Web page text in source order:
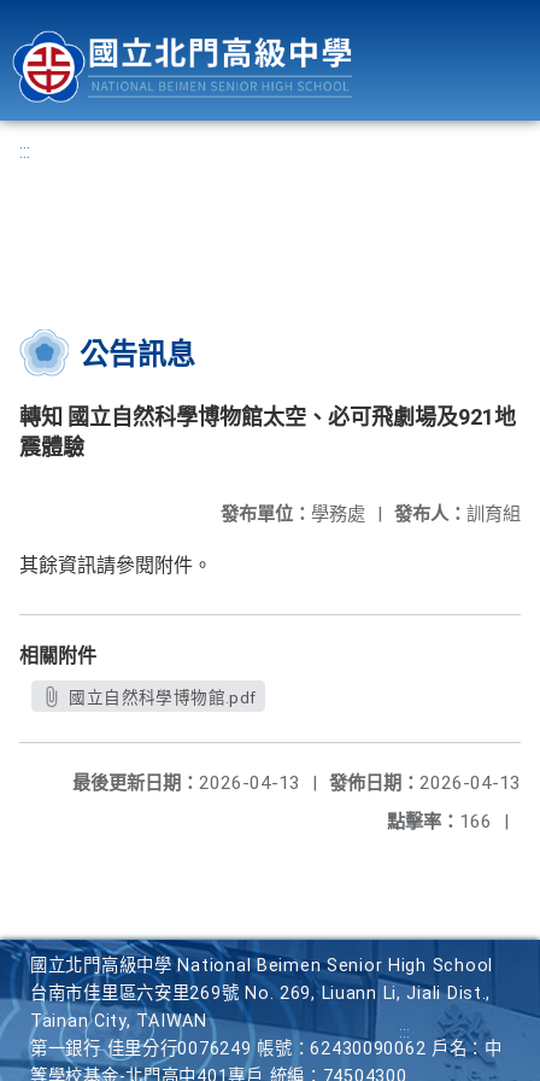
:::
公告訊息
轉知 國立自然科學博物館太空、必可飛劇場及921地
震體驗
發布人： 訓育組
發布單位： 學務處 |
其餘資訊請參閱附件。
相關附件
國立自然科學博物館.pdf
發佈日期： 2026-04-13
最後更新日期： 2026-04-13
|
點擊率： 166 |
國立北門高級中學 National Beimen Senior High School
台南市佳里區六安里269號 No. 269, Liuann Li, Jiali Dist.,
Tainan City, TAIWAN
第一銀行 佳里分行0076249 帳號：62430090062 戶名：中
等學校基金-北門高中401專戶 統編：74504300